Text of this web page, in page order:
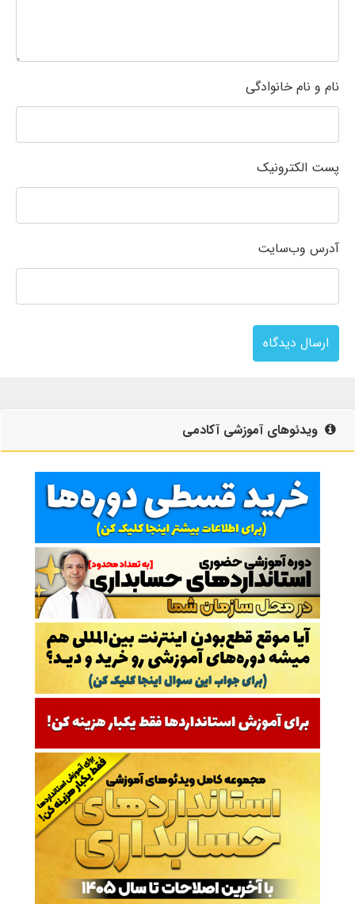
نام و نام خانوادگی
پست الکترونیک
آدرس وب‌سایت
ارسال دیدگاه
ویدئوهای آموزشی آکادمی